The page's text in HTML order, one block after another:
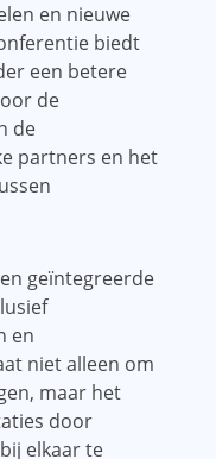
en nieuwe
biedt
een betere
de
de
partners en het
geïntegreerde
en
niet alleen om
maar het
door
elkaar te